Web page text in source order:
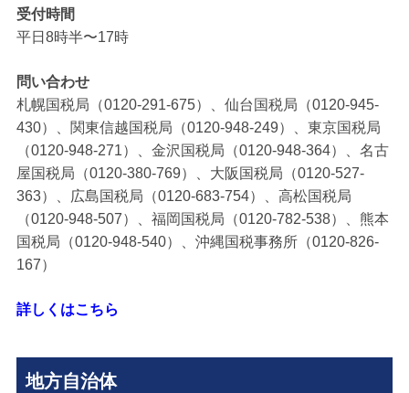
受付時間
平日8時半〜17時
問い合わせ
札幌国税局（0120-291-675）、仙台国税局（0120-945-
430）、関東信越国税局（0120-948-249）、東京国税局
（0120-948-271）、金沢国税局（0120-948-364）、名古
屋国税局（0120-380-769）、大阪国税局（0120-527-
363）、広島国税局（0120-683-754）、高松国税局
（0120-948-507）、福岡国税局（0120-782-538）、熊本
国税局（0120-948-540）、沖縄国税事務所（0120-826-
167）
詳しくはこちら
地方自治体